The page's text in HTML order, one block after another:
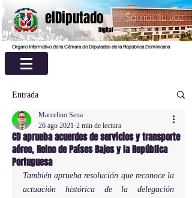
elDiputado
Digital
Organo Informativo de la Cámara de Diputados de la República Dominicana
Entrada
CD aprueba acuerdos de servicios y transporte
aéreo, Reino de Países Bajos y la República
Portuguesa
Marcelino Sena
26 ago 2021 2 min de lectura
También aprueba resolución que reconoce la
actuación histórica de la delegación